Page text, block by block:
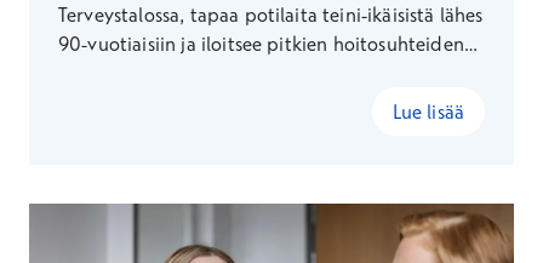
Terveystalossa, tapaa potilaita teini-ikäisistä lähes
90-vuotiaisiin ja iloitsee pitkien hoitosuhteiden
Lue lisää